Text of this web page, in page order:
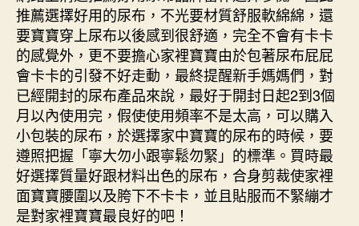
推薦選擇好用的尿布，不光要材質舒服軟綿綿，還
要寶寶穿上尿布以後感到很舒適，完全不會有卡卡
的感覺外，更不要擔心家裡寶寶由於包著尿布屁屁
會卡卡的引發不好走動，最終提醒新手媽媽們，對
已經開封的尿布產品來說，最好于開封日起2到3個
月以內使用完，假使使用頻率不是太高，可以購入
小包裝的尿布，於選擇家中寶寶的尿布的時候，要
遵照把握「寧大勿小跟寧鬆勿緊」的標準。買時最
好選擇質量好跟材料出色的尿布，合身剪裁使家裡
面寶寶腰圍以及胯下不卡卡，並且貼服而不緊繃才
是對家裡寶寶最良好的吧！